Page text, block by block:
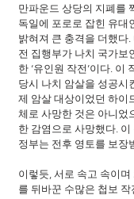
만파운드 상당의 지폐를
독일에 포로로 잡힌 유대
밝혀져 큰 충격을 더했다
전 집행부가 나치 국가보
한 ‘유인원 작전’이다. 이
당시 나치 암살을 성공시
제 암살 대상이었던 하이
체로 사망한 것은 아니었
한 감염으로 사망했다.
정부는 전후 영토를 보장
이렇듯, 서로 속고 속이
를 뒤바꾼 수많은 첩보 작